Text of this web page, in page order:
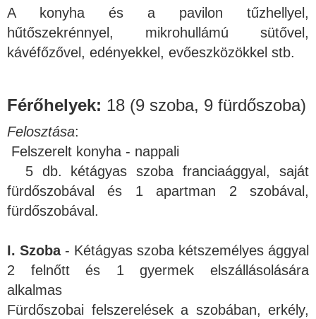
A konyha és a pavilon tűzhellyel,
hűtőszekrénnyel, mikrohullámú sütővel,
kávéfőzővel, edényekkel, evőeszközökkel stb.
Férőhelyek: 18 (9 szoba, 9 fürdőszoba)
Felosztása:
Felszerelt konyha - nappali
5 db. kétágyas szoba franciaággyal, saját
fürdőszobával és 1 apartman 2 szobával,
fürdőszobával.
I. Szoba - Kétágyas szoba kétszemélyes ággyal
2 felnőtt és 1 gyermek elszállásolására
alkalmas
Fürdőszobai felszerelések a szobában, erkély,